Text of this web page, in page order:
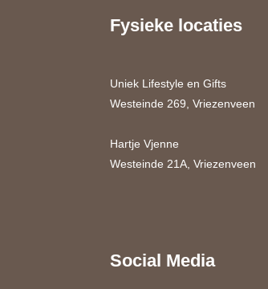
Fysieke locaties
Uniek Lifestyle en Gifts
Westeinde 269, Vriezenveen
Hartje Vjenne
Westeinde 21A, Vriezenveen
Social Media